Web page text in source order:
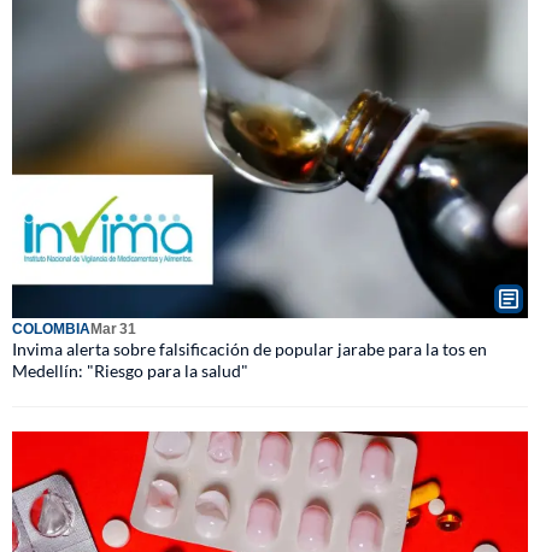
COLOMBIAMar 31
Invima alerta sobre falsificación de popular jarabe para la tos en
Medellín: "Riesgo para la salud"